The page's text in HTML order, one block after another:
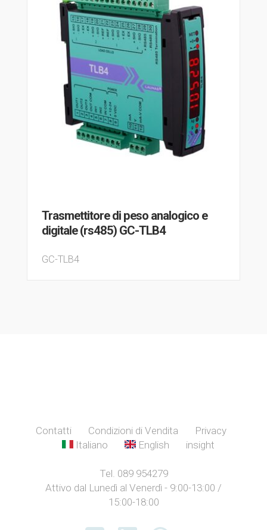
Trasmettitore di peso analogico e
digitale (rs485) GC-TLB4
GC-TLB4
Contatti Condizioni di Vendita
Privacy
Italiano
English insight
Tel. 089 954279
Attivo dal Lunedì al Venerdì - 9:00-13:00 /
15:00-18:00